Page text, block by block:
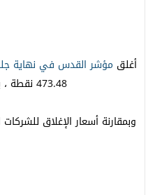
أغلق مؤشر القدس في نهاية
473.48 نقطة ، يذكر حجم التداول الإجمالي قد بلغ حوالي 219.012 سهم بقيمة تداول 487.496 دولار، نفذت من خلال 183 عقدا.
وبمقارنة أسعار الإغلاق للشركات